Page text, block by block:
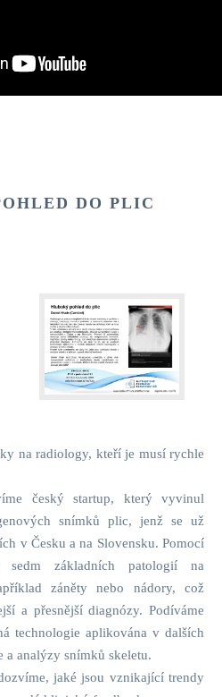
DO PLIC
na radiology, kteří je musí rychle
český startup, který vyvinul
snímků plic, jenž se už
v Česku a na Slovensku. Pomocí
sedm základních patologií na
záněty nebo nádory, což
a přesnější diagnózy. Podíváme
technologie aplikována v dalších
a analýzy snímků skeletu.
jaké jsou vznikající trendy